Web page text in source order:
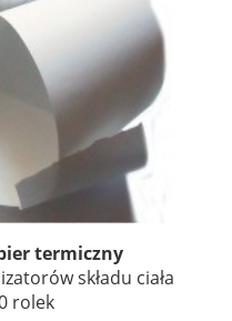
termiczny
składu ciała
rolek